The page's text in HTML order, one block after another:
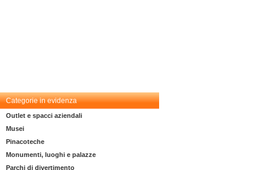
Categorie in evidenza
Outlet e spacci aziendali
Musei
Pinacoteche
Monumenti, luoghi e palazze
Parchi di divertimento